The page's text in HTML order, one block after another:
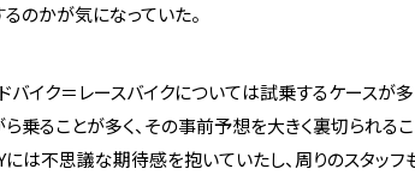
のかが気になっていた。
バイク＝レースバイクについては試乗するケースが
乗ることが多く、その事前予想を大きく裏切られ
には不思議な期待感を抱いていたし、周りのスタッフ